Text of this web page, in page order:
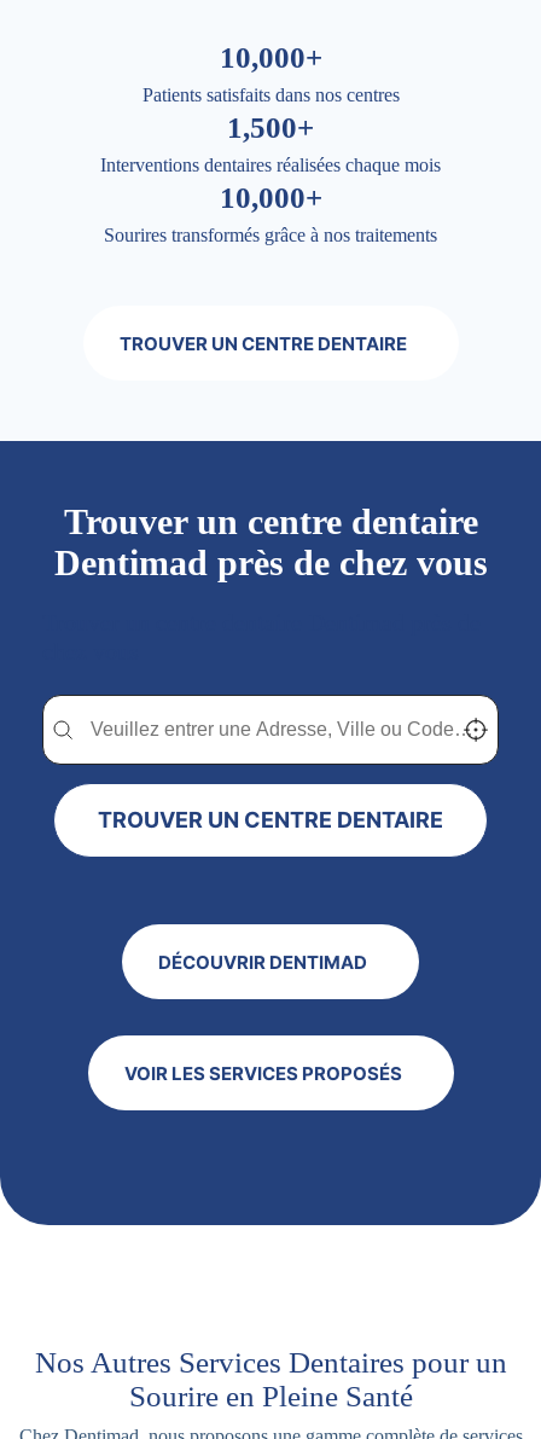
10,000+
Patients satisfaits dans nos centres
1,500+
Interventions dentaires réalisées chaque mois
10,000+
Sourires transformés grâce à nos traitements
TROUVER UN CENTRE DENTAIRE
Trouver un centre dentaire
Dentimad près de chez vous
Trouver un centre dentaire Dentimad près de
Trouver un centre dentaire Dentimad près de chez vous Localisez-
TROUVER UN CENTRE DENTAIRE
DÉCOUVRIR DENTIMAD
VOIR LES SERVICES PROPOSÉS
Nos Autres Services Dentaires pour un
Sourire en Pleine Santé